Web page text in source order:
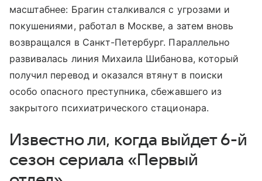
масштабнее: Брагин сталкивался с угрозами и
покушениями, работал в Москве, а затем вновь
возвращался в Санкт-Петербург. Параллельно
развивалась линия Михаила Шибанова, который
получил перевод и оказался втянут в поиски
особо опасного преступника, сбежавшего из
закрытого психиатрического стационара.
Известно ли, когда выйдет 6-й
сезон сериала «Первый